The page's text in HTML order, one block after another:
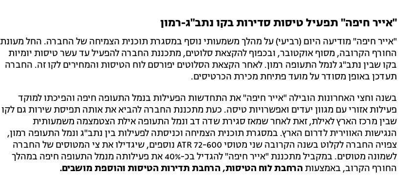
"אייר חיפה" תפעיל טיסות סדירות בקו נתב"ג-רמון
"אייר חיפה" מודיעה היום (רביעי) על מהלך משמעותי נוסף במסגרת תוכנית הצמיחה של החברה. החל מעונת
החורף הקרובה, מסוף אוקטובר, ובכפוף להקצאת סלוטים, מתכננת החברה להפעיל עד עשר טיסות יומיות
בקו שבין נתב"ג לנמל התעופה רמון. לאחר הקצאת הסלוטים יפורסם לוח הטיסות והמחירים לקו זה. החברה
תעדכן באופן מסודר על מועד פתיחת מכירת הכרטיסים.
בשנה וחצי האחרונות הובילה "אייר חיפה" את התחדשות הפעילות בנמל התעופה חיפה והפיכתו למוקד
פעילות אזורי עם מגוון יעדים ואפשרויות טיסה. כעת מתכננת החברה להביא את אותה תפיסת שירות גם לקו
שבין מרכז הארץ לאילת, זאת לאחר שמאז סגירת שדה דב ונמל התעופה אילת הצטמצמה משמעותית
הנגישות האווירית לדרום הארץ. במסגרת תוכנית הצמיחה וכניסתה לפעילות בין נתב"ג ונמל התעופה רמון,
צפויה החברה לקלוט בשנה הקרובה שני מטוסי ATR 72-600 נוספים, שיגדילו את צי המטוסים של החברה
לשמונה מטוסים. במקביל מתכננת "אייר חיפה" להגדיל בכ-40% את פעילותה מנמל התעופה חיפה במהלך
החורף הקרוב, באמצעות הרחבת לוח הטיסות, הרחבת תדירות הטיסות והוספת מושבים.